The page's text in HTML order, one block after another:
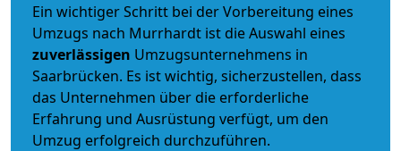
Ein wichtiger Schritt bei der Vorbereitung eines
Umzugs nach Murrhardt ist die Auswahl eines
zuverlässigen Umzugsunternehmens in
Saarbrücken. Es ist wichtig, sicherzustellen, dass
das Unternehmen über die erforderliche
Erfahrung und Ausrüstung verfügt, um den
Umzug erfolgreich durchzuführen.